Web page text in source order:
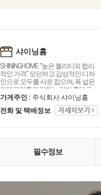
샤이닝홈
SHININGHOME "높은 퀄리티외 합리
적인 가격" 모던하고 감성적인 디자
인으로 모두를 사로 잡으며, 폭 넓은
카테고리를 자랑하는 리빙 홈데코
인테리어 샤이닝홈입니다.
가게주인 : 주식회사 샤이닝홈
전화 및 택배정보
필수정보